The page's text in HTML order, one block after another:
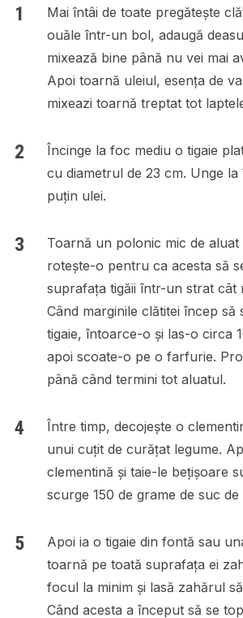
Mai întâi de toate pregătește
ouăle într-un bol, adaugă
mixează bine până nu vei mai
Apoi toarnă uleiul, esența de
mixeazi toarnă treptat tot
Încinge la foc mediu o tigaie
cu diametrul de 23 cm. Unge
puțin ulei.
Toarnă un polonic mic de aluat
rotește-o pentru ca acesta să
suprafața tigăii într-un strat cât
Când marginile clătitei încep să
tigaie, întoarce-o și las-o circa
apoi scoate-o pe o farfurie.
până când termini tot aluatul.
Între timp, decojește o
unui cuțit de curățat legume.
clementină și taie-le bețișoare
scurge 150 de grame de suc de
Apoi ia o tigaie din fontă sau
toarnă pe toată suprafața ei
focul la minim și lasă zahărul
Când acesta a început să se